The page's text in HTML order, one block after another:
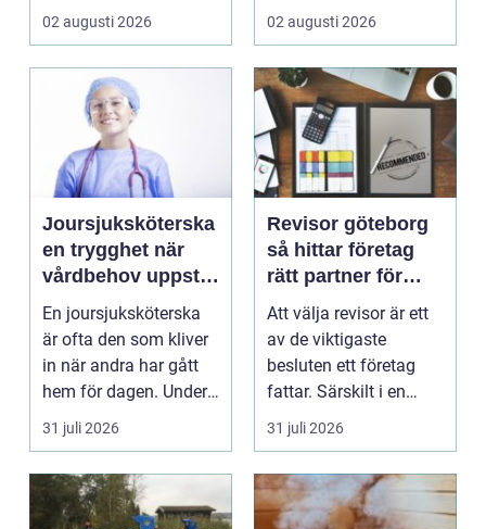
stad, park elle...
02 augusti 2026
hållbara konstruktion...
02 augusti 2026
Joursjuksköterska
en trygghet när
vårdbehov uppstår
dygnet runt
En joursjuksköterska
är ofta den som kliver
in när andra har gått
hem för dagen. Under
sena kvällar,...
31 juli 2026
Revisor göteborg
så hittar företag
rätt partner för
trygg tillväxt
Att välja revisor är ett
av de viktigaste
besluten ett företag
fattar. Särskilt i en
företagsintensi...
31 juli 2026